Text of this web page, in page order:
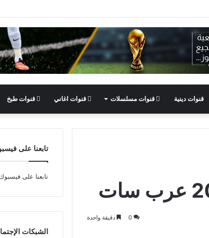
قنوات دينية قنوات مسلسلات قنوات اغاني قنوات طبخ
0 دقيقة واحدة
تابعنا على
تابعنا على فيسبوك
الشبكات